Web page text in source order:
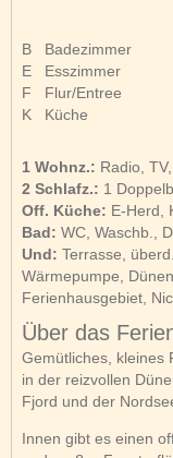
B
Badezimmer
E
Esszimmer
F
Flur/Entree
K
Küche
1 Wohnz.: Radio,
2 Schlafz.: 1
Off. Küche: E-Herd,
Bad: WC, Waschb.,
Und: Terrasse,
Wärmepumpe,
Ferienhausgebiet,
Über das
Gemütliches, kleines
in der reizvollen
Fjord und der
Innen gibt es einen